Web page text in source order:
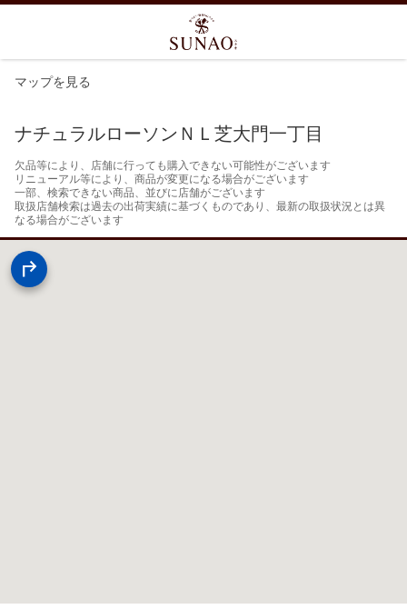
マップを見る
ナチュラルローソンＮＬ芝大門一丁目
欠品等により、店舗に行っても購入できない可能性がございます
リニューアル等により、商品が変更になる場合がございます
一部、検索できない商品、並びに店舗がございます
取扱店舗検索は過去の出荷実績に基づくものであり、最新の取扱状況とは異
なる場合がございます